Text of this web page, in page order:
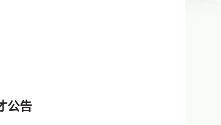
公告